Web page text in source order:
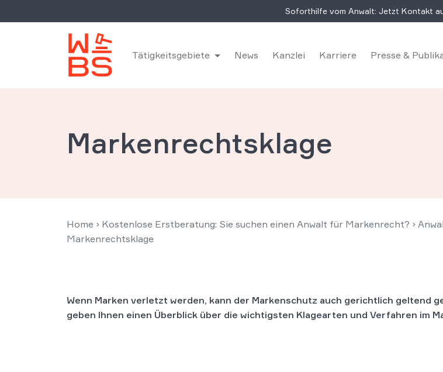
Soforthilfe vom Anwalt: Jetzt Kontakt
Tätigkeitsgebiete News Kanzlei Karriere Presse &
Markenrechtsklage
Home › Kostenlose Erstberatung: Sie suchen einen Anwalt für Markenrecht? ›
Markenrechtsklage
Wenn Marken verletzt werden, kann der Markenschutz auch gerichtlich geltend
geben Ihnen einen Überblick über die wichtigsten Klagearten und Verfahren im